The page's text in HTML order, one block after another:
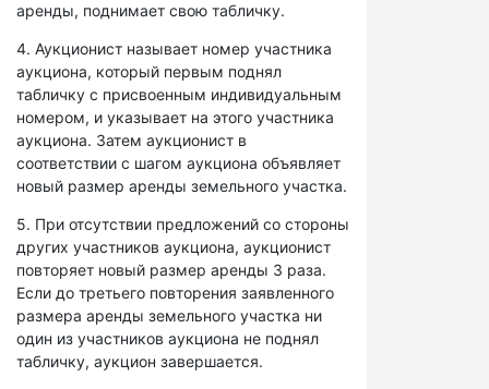
аренды, поднимает свою табличку.
4. Аукционист называет номер участника
аукциона, который первым поднял
табличку с присвоенным индивидуальным
номером, и указывает на этого участника
аукциона. Затем аукционист в
соответствии с шагом аукциона объявляет
новый размер аренды земельного участка.
5. При отсутствии предложений со стороны
других участников аукциона, аукционист
повторяет новый размер аренды 3 раза.
Если до третьего повторения заявленного
размера аренды земельного участка ни
один из участников аукциона не поднял
табличку, аукцион завершается.